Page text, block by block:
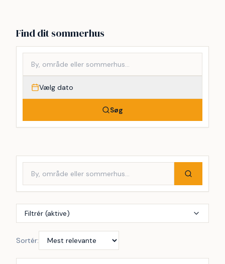
Find dit sommerhus
Vælg dato
Søg
Filtrér (aktive)
Sortér: